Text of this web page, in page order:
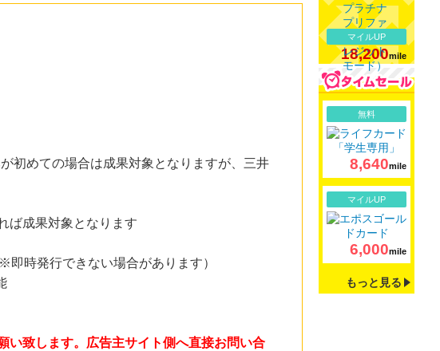
初めての場合は成果対象となりますが、三井
ば成果対象となります
時発行できない場合があります）
致します。広告主サイト側へ直接お問い合
マイルUP
18,200mile
無料
8,640mile
マイルUP
6,000mile
もっと見る